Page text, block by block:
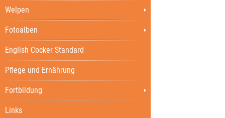
Welpen
Fotoalben
English Cocker Standard
Pflege und Ernährung
Fortbildung
Links